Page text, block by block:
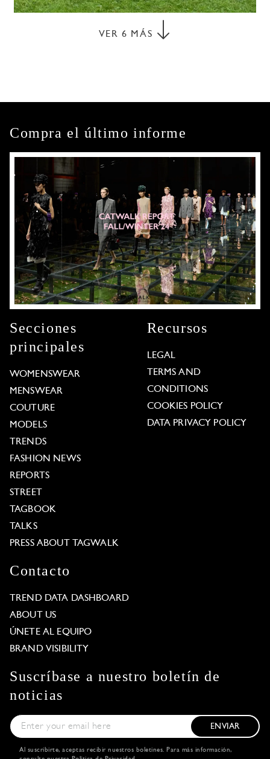
VER6 MÁS
Compra el último informe
Secciones
principales
WOMENSWEAR
MENSWEAR
COUTURE
MODELS
TRENDS
FASHION NEWS
REPORTS
STREET
TAGBOOK
TALKS
PRESS ABOUT TAGWALK
Recursos
LEGAL
TERMS AND
CONDITIONS
COOKIES POLICY
DATA PRIVACY POLICY
Contacto
TREND DATA DASHBOARD
ABOUT US
ÚNETE AL EQUIPO
BRAND VISIBILITY
Suscríbase a nuestro boletín de
noticias
ENVIAR
Al suscribirte, aceptas recibir nuestros boletines. Para más información,